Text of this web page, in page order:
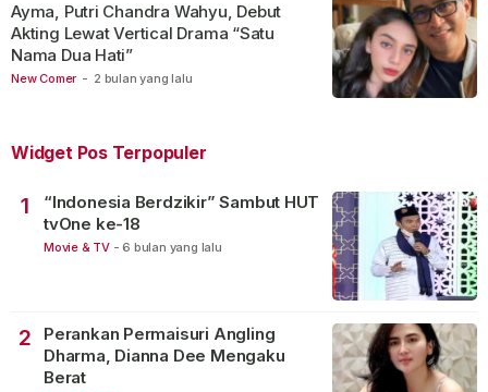
New Comer - 2 bulan yang lalu
Ayma, Putri Chandra Wahyu, Debut
Akting Lewat Vertical Drama “Satu
Nama Dua Hati”
Widget Pos Terpopuler
1
“Indonesia Berdzikir” Sambut HUT
tvOne ke-18
Movie & TV - 6 bulan yang lalu
2
Perankan Permaisuri Angling
Dharma, Dianna Dee Mengaku
Berat